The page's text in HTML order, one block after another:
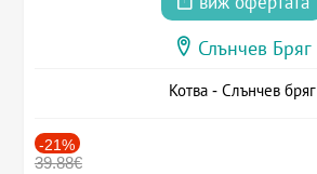
Слънчев Бряг
Котва - Слънчев бряг
-21%
39.88€